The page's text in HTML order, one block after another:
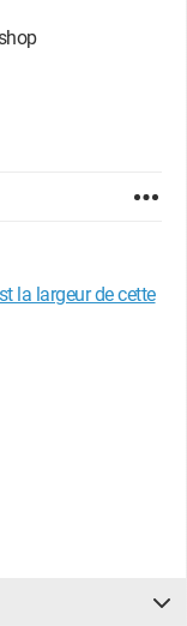
la largeur de cette